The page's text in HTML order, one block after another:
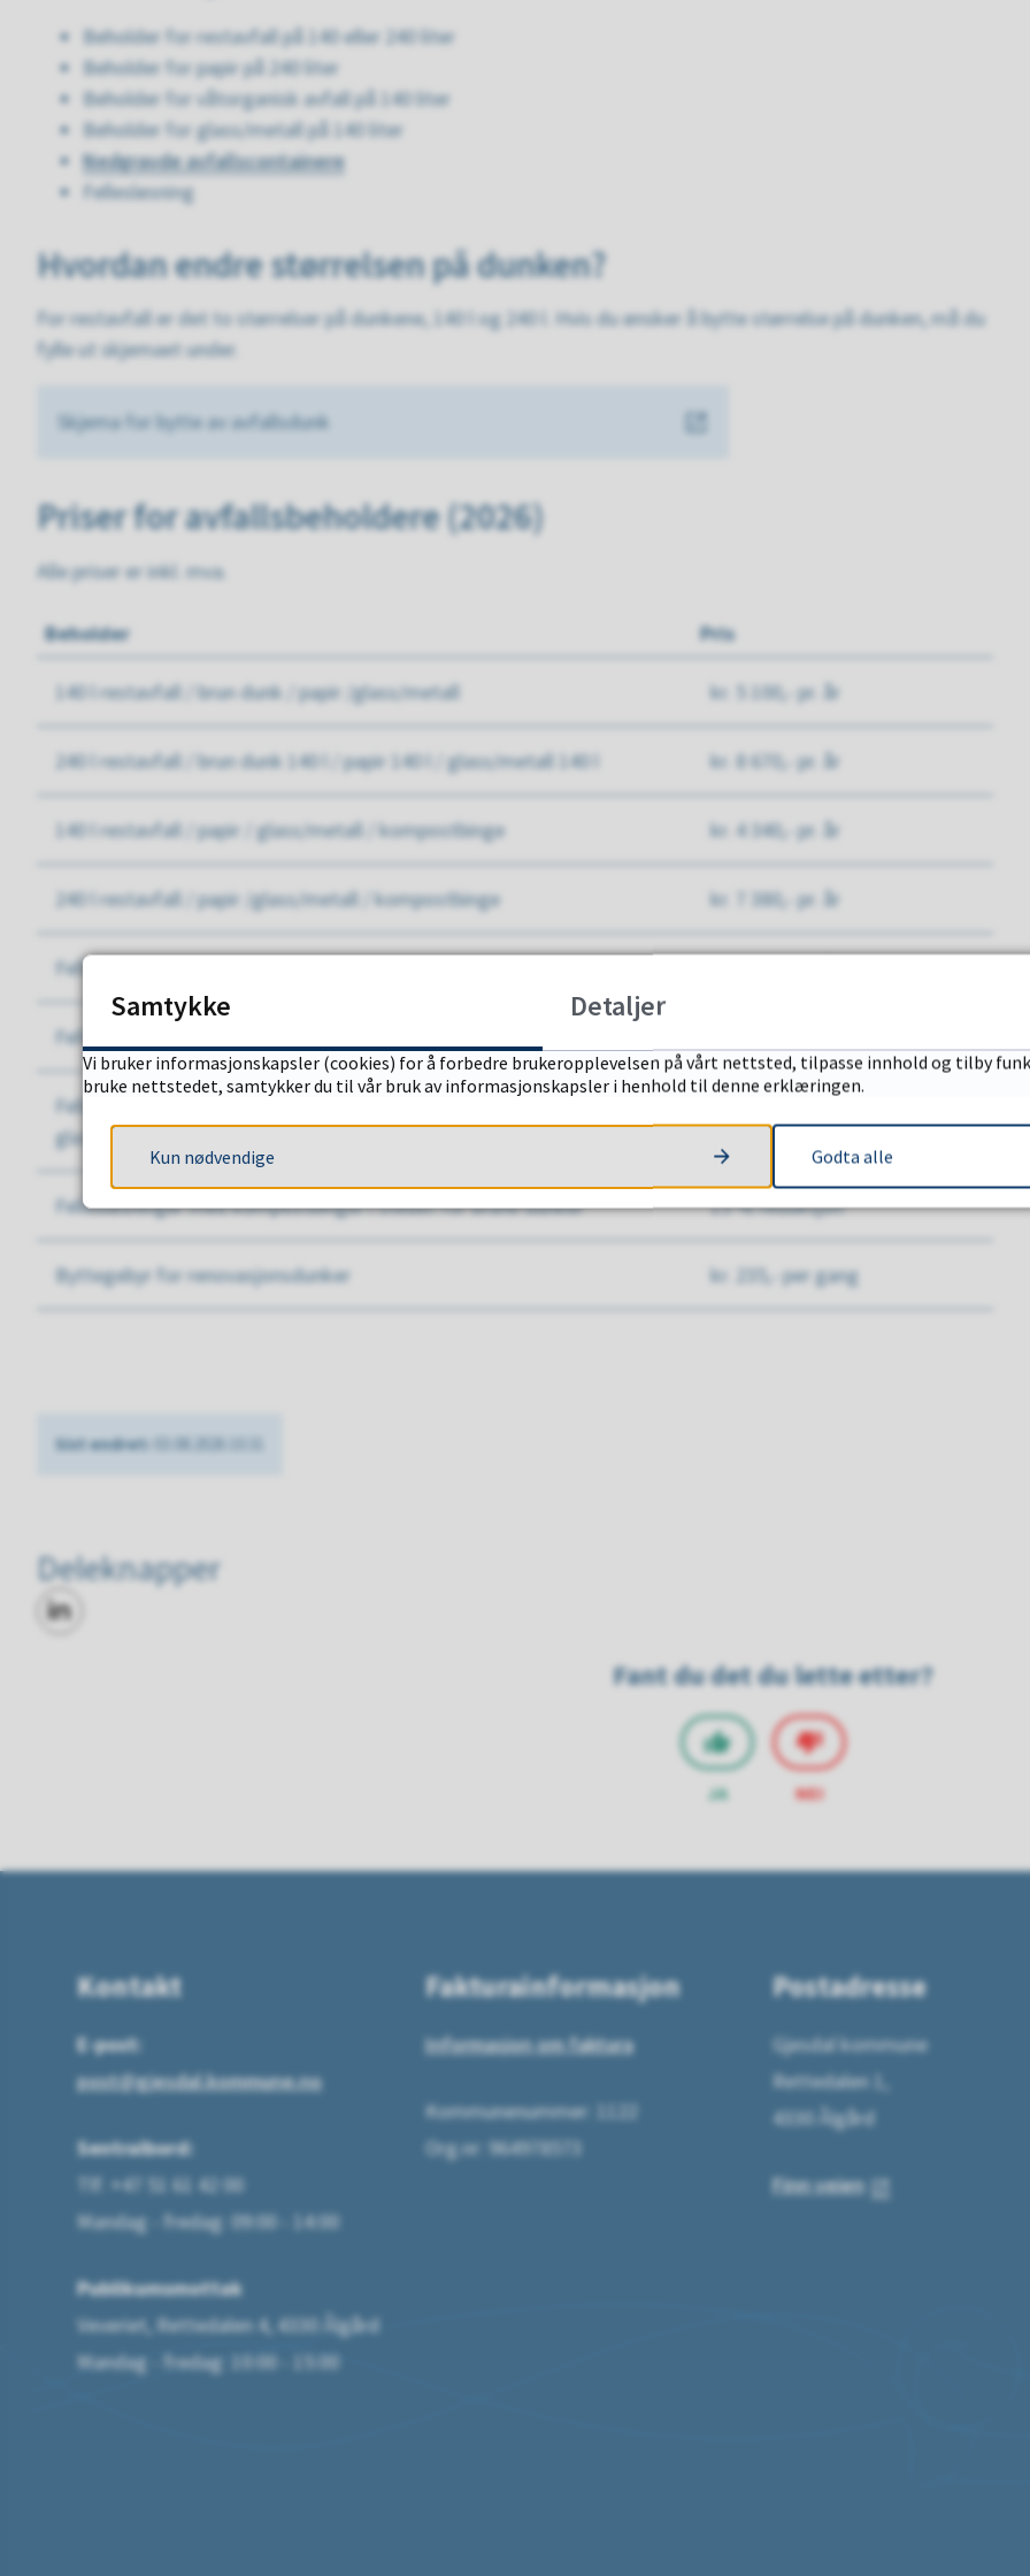
Beholder for restavfall på 140 eller 240 liter
Beholder for papir på 240 liter
Beholder for våtorganisk avfall på 140 liter
Beholder for glass/metall på 140 liter
Nedgravde avfallscontainere
Fellesløsning
Hvordan endre størrelsen på dunken?
For restavfall er det to størrelser på dunkene, 140 l og 240 l. Hvis du ønsker å bytte størrelse på dunken, må du
fylle ut skjemaet under.
Skjema for bytte av avfallsdunk
Priser for avfallsbeholdere (2026)
Alle priser er inkl. mva.
Beholder Pris
140 l restavfall / brun dunk / papir /glass/metall kr. 5 100,- pr. år
240 l restavfall / brun dunk 140 l / papir 140 l / glass/metall 140 l kr. 8 670,- pr. år
140 l restavfall / papir / glass/metall / kompostbinge kr. 4 340,- pr. år
240 l restavfall / papir /glass/metall / kompostbinge kr. 7 380,- pr. år
Fellesløsning F1 m/140 l restavfall/ brun dunk/ papir/ glass/metall
Fellesløsning F3 m/240 l restavfall/ 2 brune/ 2 papir/ 2 glass/metall
Fellesløsning F5 m/660 l restavfall, 2 x 660 l papir/6 brune/ 6
glass/metall
kr. 28 000,- pr. år
Fellesløsninger med kompostbinger i stedet for brune dunker 15 % reduksjon
Byttegebyr for renovasjonsdunker kr. 235,- per gang
Sist endret 03.08.2026 10.31
Deleknapper
Fant du det du lette etter?
JA NEI
Kontakt
E-post:
post@gjesdal.kommune.no
Sentralbord:
Tlf. +47 51 61 42 00
Mandag - fredag: 09:00 - 14:00
Publikumsmottak
Veveriet, Rettedalen 4, 4330 Ålgård
Mandag - fredag: 10:00 - 15:00
Fakturainformasjon
Informasjon om faktura
Kommunenummer: 1122
Org.nr: 964978573
Postadresse
Gjesdal kommune
Rettedalen 1,
4330 Ålgård
Finn veien
Samtykke Detaljer
Vi bruker informasjonskapsler (cookies) for å forbedre brukeropplevelsen på vårt nettsted, tilpasse innhold og tilby
bruke nettstedet, samtykker du til vår bruk av informasjonskapsler i henhold til denne erklæringen.
Kun nødvendige Godta alle